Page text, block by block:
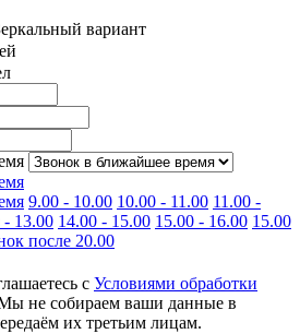
вариант
9.00 - 10.00 10.00 - 11.00 11.00 -
- 13.00 14.00 - 15.00 15.00 - 16.00 15.00
после 20.00
с Условиями обработки
не собираем ваши данные в
их третьим лицам.